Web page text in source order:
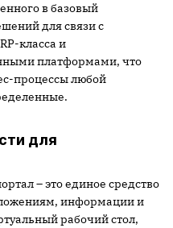
в базовый
для связи с
класса и
платформами, что
процессы любой
для
– это единое средство
информации и
рабочий стол,